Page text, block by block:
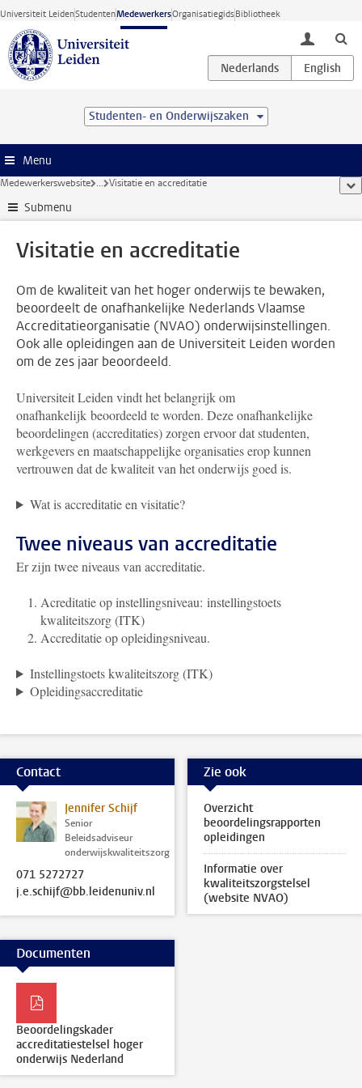
Ga direct naar de inhoud
Universiteit LeidenStudentenMedewerkersOrganisatiegidsBibliotheek
toggle
Studenten- en Onderwijszaken
Menu
Medewerkerswebsite ... Visitatie en accreditatie
Submenu
Visitatie en accreditatie
Om de kwaliteit van het hoger onderwijs te bewaken,
beoordeelt de onafhankelijke Nederlands Vlaamse
Accreditatieorganisatie (NVAO) onderwijsinstellingen.
Ook alle opleidingen aan de Universiteit Leiden worden
om de zes jaar beoordeeld.
Universiteit Leiden vindt het belangrijk om
onafhankelijk beoordeeld te worden. Deze onafhankelijke
beoordelingen (accreditaties) zorgen ervoor dat studenten,
werkgevers en maatschappelijke organisaties erop kunnen
vertrouwen dat de kwaliteit van het onderwijs goed is.
Wat is accreditatie en visitatie?
Twee niveaus van accreditatie
Er zijn twee niveaus van accreditatie.
Acreditatie op instellingsniveau: instellingstoets
kwaliteitszorg (ITK)
Accreditatie op opleidingsniveau.
Instellingstoets kwaliteitszorg (ITK)
Opleidingsaccreditatie
Contact
Jennifer Schijf
Senior
Beleidsadviseur
onderwijskwaliteitszorg
071 5272727
j.e.schijf@bb.leidenuniv.nl
Zie ook
Overzicht
beoordelingsrapporten
opleidingen
Informatie over
kwaliteitszorgstelsel
(website NVAO)
Documenten
Beoordelingskader
accreditatiestelsel hoger
onderwijs Nederland